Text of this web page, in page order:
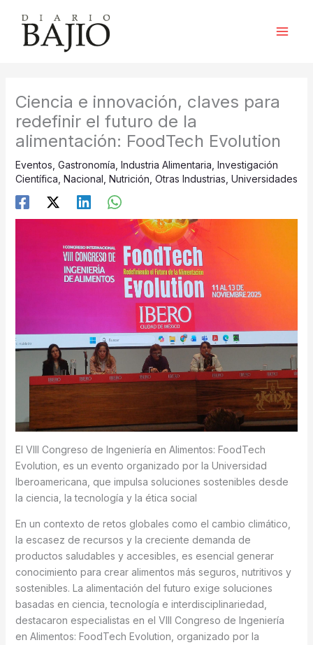
contenido
Ciencia e innovación, claves para
redefinir el futuro de la
alimentación: FoodTech Evolution
Eventos Gastronomía Industria Alimentaria Investigación
Científica Nacional Nutrición Otras Industrias Universidades
El VIII Congreso de Ingeniería en Alimentos: FoodTech
Evolution, es un evento organizado por la Universidad
Iberoamericana, que impulsa soluciones sostenibles desde
la ciencia, la tecnología y la ética social
En un contexto de retos globales como el cambio climático,
la escasez de recursos y la creciente demanda de
productos saludables y accesibles, es esencial generar
conocimiento para crear alimentos más seguros, nutritivos y
sostenibles. La alimentación del futuro exige soluciones
basadas en ciencia, tecnología e interdisciplinariedad,
destacaron especialistas en el VIII Congreso de Ingeniería
en Alimentos: FoodTech Evolution, organizado por la